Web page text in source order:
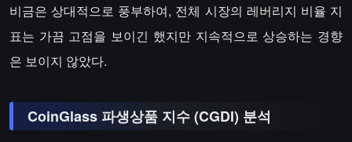
비금은 상대적으로 풍부하여, 전체 시장의 레버리지 비율 지
표는 가끔 고점을 보이긴 했지만 지속적으로 상승하는 경향
은 보이지 않았다.
CoinGlass 파생상품 지수 (CGDI) 분석